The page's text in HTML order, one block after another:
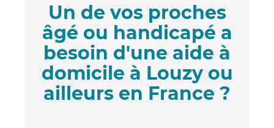
Un de vos proches
âgé ou handicapé a
besoin d'une aide à
domicile à Louzy ou
ailleurs en France ?